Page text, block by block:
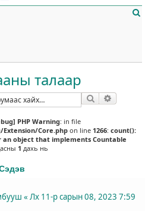
талаар
Хайлт
PHP Warning: in file
Core.phpon line 1266: count():
object that implements Countable
1 дахь нь
« Лх 11-р сарын 08, 2023 7:59